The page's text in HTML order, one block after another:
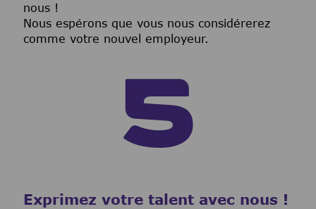
nous !
Nous espérons que vous nous considérerez
comme votre nouvel employeur.
Exprimez votre talent avec nous !